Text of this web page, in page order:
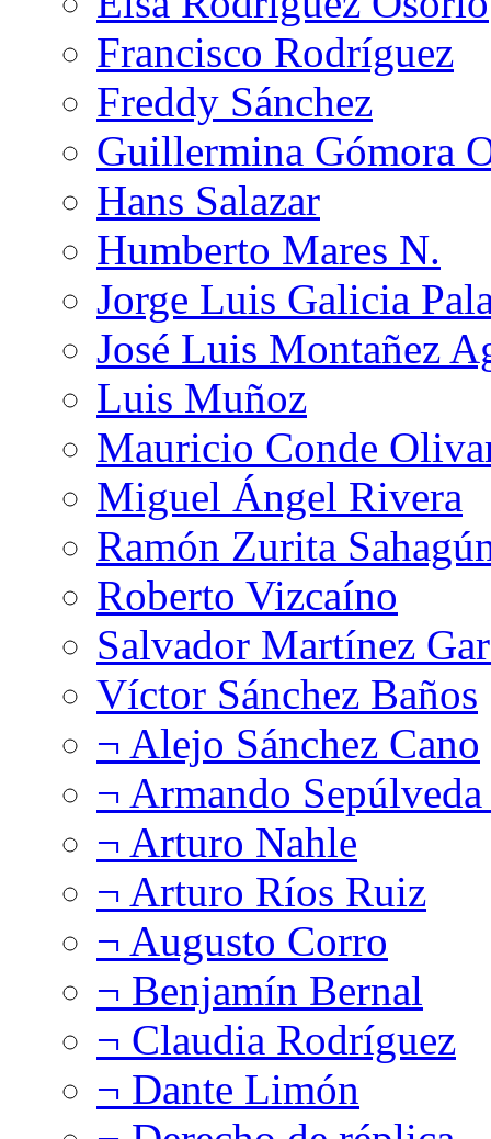
Francisco Rodríguez
Freddy Sánchez
Guillermina Gómora
Hans Salazar
Humberto Mares N.
Jorge Luis Galicia
José Luis Montañez
Luis Muñoz
Mauricio Conde
Miguel Ángel Rivera
Ramón Zurita
Roberto Vizcaíno
Salvador Martínez
Víctor Sánchez Baños
¬ Alejo Sánchez Cano
¬ Armando
¬ Arturo Nahle
¬ Arturo Ríos Ruiz
¬ Augusto Corro
¬ Benjamín Bernal
¬ Claudia Rodríguez
¬ Dante Limón